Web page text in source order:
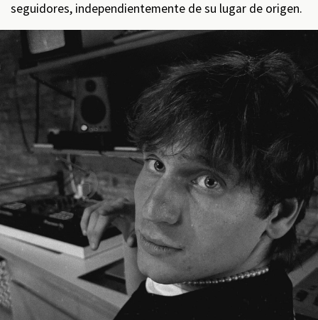
seguidores, independientemente de su lugar de origen.